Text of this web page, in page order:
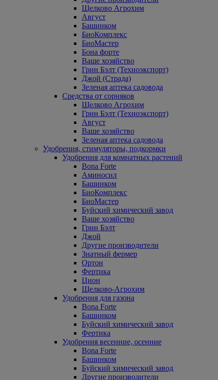
Щелково Агрохим
Август
Башинком
БиоКомплекс
БиоМастер
Бона форте
Ваше хозяйство
Грин Бэлт (Техноэкспорт)
Джой (Страда)
Зеленая аптека садовода
Средства от сорняков
Щелково Агрохим
Грин Бэлт (Техноэкспорт)
Август
Ваше хозяйство
Зеленая аптека садовода
Удобрения, стимуляторы, подкормки
Удобрения для комнатных растений
Bona Forte
Аминосил
Башинком
БиоКомплекс
БиоМастер
Буйский химический завод
Ваше хозяйство
Грин Бэлт
Джой
Другие производители
Знатный фермер
Ортон
Фертика
Цион
Щелково-Агрохим
Удобрения для газона
Bona Forte
Башинком
Буйский химический завод
Фертика
Удобрения весенние, осенние
Bona Forte
Башинком
Буйский химический завод
Другие производители